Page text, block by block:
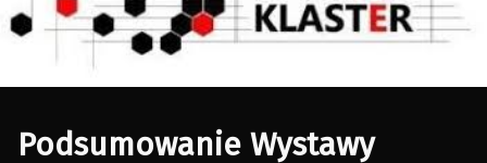
Podsumowanie Wystawy